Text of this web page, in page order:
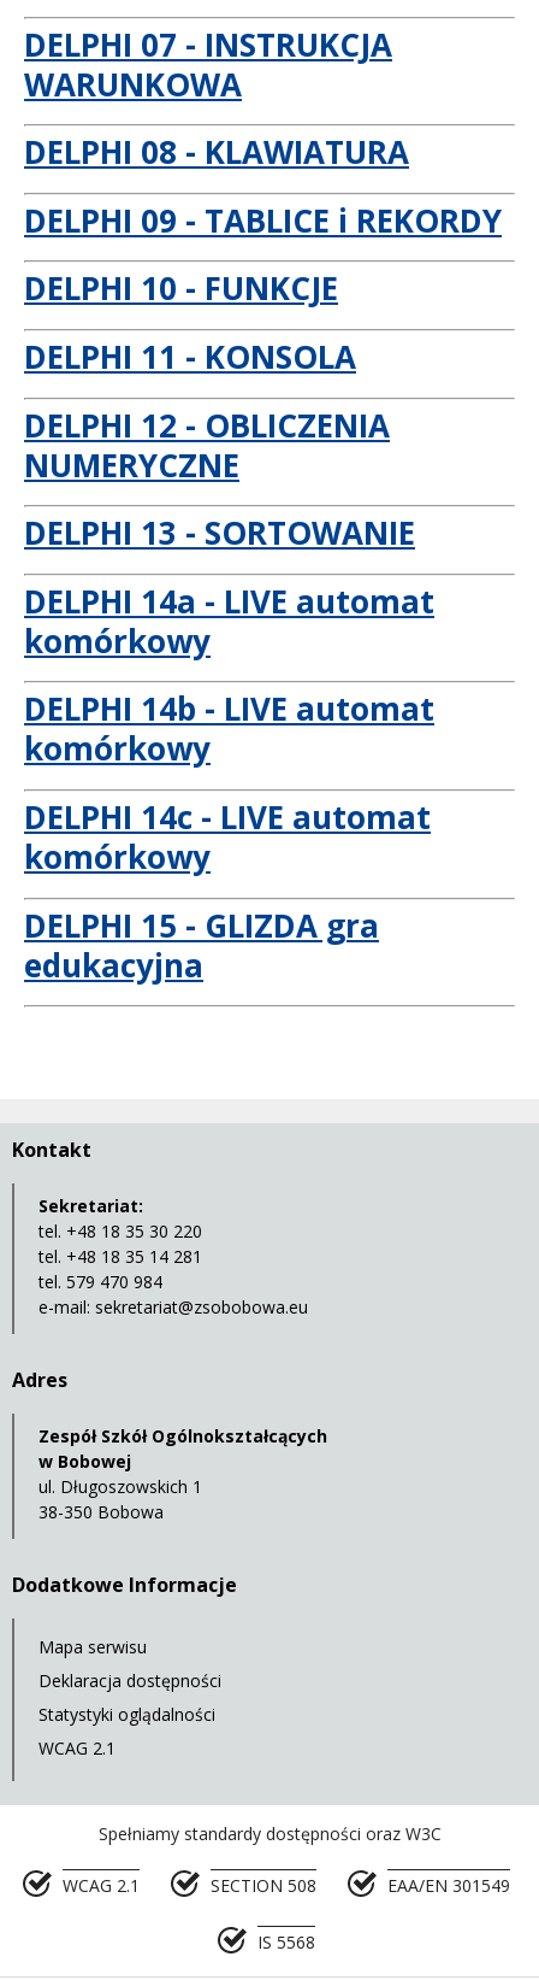
DELPHI 07 - INSTRUKCJA
WARUNKOWA
DELPHI 08 - KLAWIATURA
DELPHI 09 - TABLICE i REKORDY
DELPHI 10 - FUNKCJE
DELPHI 11 - KONSOLA
DELPHI 12 - OBLICZENIA
NUMERYCZNE
DELPHI 13 - SORTOWANIE
DELPHI 14a - LIVE automat
komórkowy
DELPHI 14b - LIVE automat
komórkowy
DELPHI 14c - LIVE automat
komórkowy
DELPHI 15 - GLIZDA gra
edukacyjna
Kontakt
Sekretariat:
tel. +48 18 35 30 220
tel. +48 18 35 14 281
tel. 579 470 984
e-mail: sekretariat@zsobobowa.eu
Adres
Zespół Szkół Ogólnokształcących
w Bobowej
ul. Długoszowskich 1
38-350 Bobowa
Dodatkowe Informacje
Mapa serwisu
Deklaracja dostępności
Statystyki oglądalności
WCAG 2.1
Spełniamy standardy dostępności oraz W3C
WCAG 2.1 SECTION 508 EAA/EN 301549
IS 5568